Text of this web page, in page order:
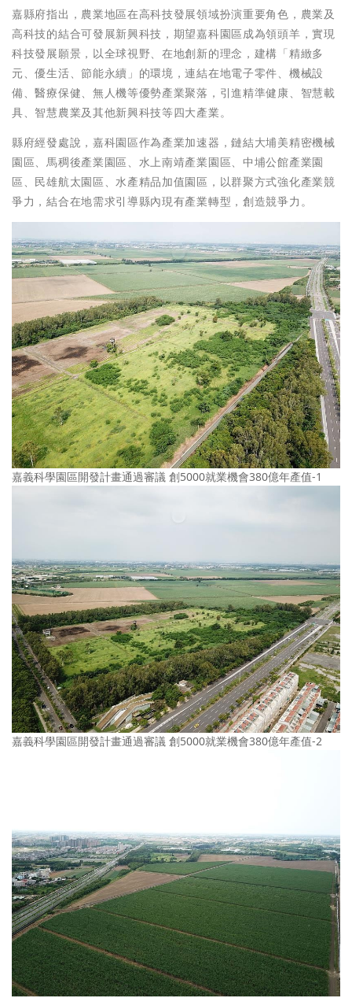
嘉縣府指出，農業地區在高科技發展領域扮演重要角色，農業及
高科技的結合可發展新興科技，期望嘉科園區成為領頭羊，實現
科技發展願景，以全球視野、在地創新的理念，建構「精緻多
元、優生活、節能永續」的環境，連結在地電子零件、機械設
備、醫療保健、無人機等優勢產業聚落，引進精準健康、智慧載
具、智慧農業及其他新興科技等四大產業。
縣府經發處說，嘉科園區作為產業加速器，鏈結大埔美精密機械
園區、馬稠後產業園區、水上南靖產業園區、中埔公館產業園
區、民雄航太園區、水產精品加值園區，以群聚方式強化產業競
爭力，結合在地需求引導縣內現有產業轉型，創造競爭力。
嘉義科學園區開發計畫通過審議 創5000就業機會380億年產值-1
嘉義科學園區開發計畫通過審議 創5000就業機會380億年產值-2